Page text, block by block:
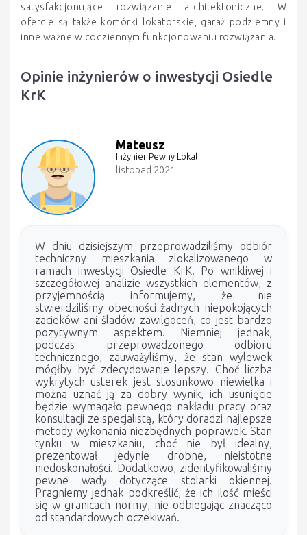
satysfakcjonujące rozwiązanie architektoniczne. W
ofercie są także komórki lokatorskie, garaż podziemny i
inne ważne w codziennym funkcjonowaniu rozwiązania.
Opinie inżynierów o inwestycji Osiedle
KrK
Mateusz
Inżynier Pewny Lokal
listopad 2021
W dniu dzisiejszym przeprowadziliśmy odbiór
techniczny mieszkania zlokalizowanego w
ramach inwestycji Osiedle KrK. Po wnikliwej i
szczegółowej analizie wszystkich elementów, z
przyjemnością informujemy, że nie
stwierdziliśmy obecności żadnych niepokojących
zacieków ani śladów zawilgoceń, co jest bardzo
pozytywnym aspektem. Niemniej jednak,
podczas przeprowadzonego odbioru
technicznego, zauważyliśmy, że stan wylewek
mógłby być zdecydowanie lepszy. Choć liczba
wykrytych usterek jest stosunkowo niewielka i
można uznać ją za dobry wynik, ich usunięcie
będzie wymagało pewnego nakładu pracy oraz
konsultacji ze specjalistą, który doradzi najlepsze
metody wykonania niezbędnych poprawek. Stan
tynku w mieszkaniu, choć nie był idealny,
prezentował jedynie drobne, nieistotne
niedoskonałości. Dodatkowo, zidentyfikowaliśmy
pewne wady dotyczące stolarki okiennej.
Pragniemy jednak podkreślić, że ich ilość mieści
się w granicach normy, nie odbiegając znacząco
od standardowych oczekiwań.